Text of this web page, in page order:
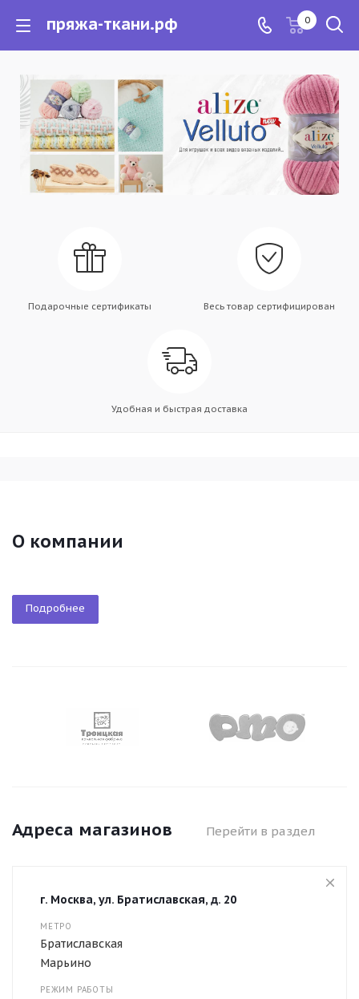
пряжа-ткани.рф 0
Подарочные сертификаты Весь товар сертифицирован
Удобная и быстрая доставка
О компании
Подробнее
Адреса магазинов Перейти в раздел
г. Москва, ул. Братиславская, д. 20
МЕТРО
Братиславская
Марьино
РЕЖИМ РАБОТЫ